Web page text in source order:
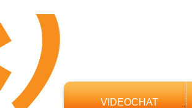
VIDEOCHAT